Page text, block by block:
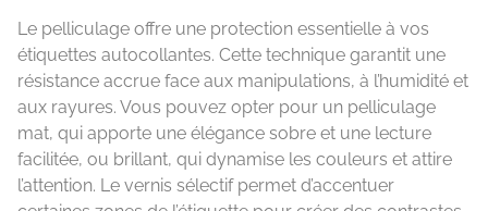
Le pelliculage offre une protection essentielle à vos
étiquettes autocollantes. Cette technique garantit une
résistance accrue face aux manipulations, à l’humidité et
aux rayures. Vous pouvez opter pour un pelliculage
mat, qui apporte une élégance sobre et une lecture
facilitée, ou brillant, qui dynamise les couleurs et attire
l’attention. Le vernis sélectif permet d’accentuer